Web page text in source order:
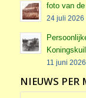
foto van
24 juli 2026
11 juni
NIEUWS PER